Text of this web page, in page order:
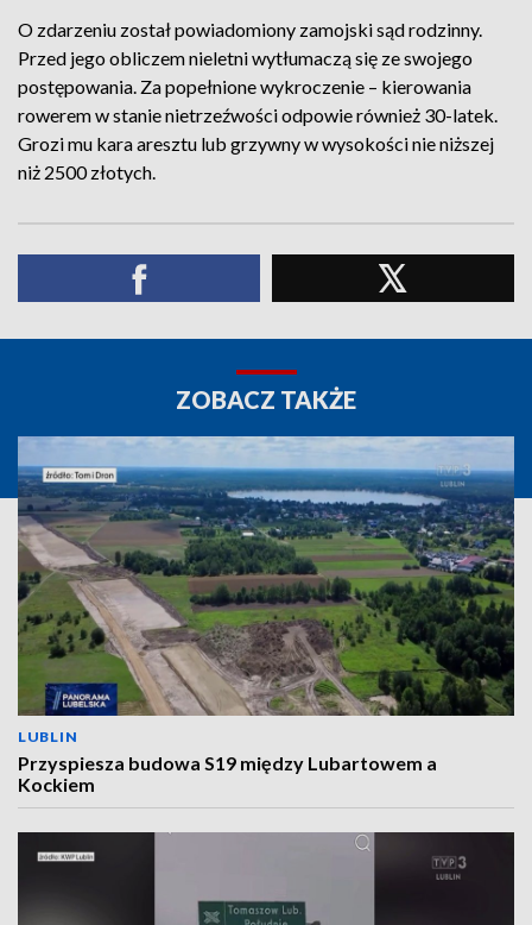
O zdarzeniu został powiadomiony zamojski sąd rodzinny.
Przed jego obliczem nieletni wytłumaczą się ze swojego
postępowania. Za popełnione wykroczenie – kierowania
rowerem w stanie nietrzeźwości odpowie również 30-latek.
Grozi mu kara aresztu lub grzywny w wysokości nie niższej
niż 2500 złotych.
ZOBACZ TAKŻE
LUBLIN
Przyspiesza budowa S19 między Lubartowem a
Kockiem